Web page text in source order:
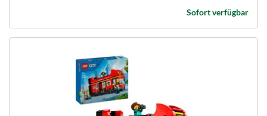
Sofort verfügbar